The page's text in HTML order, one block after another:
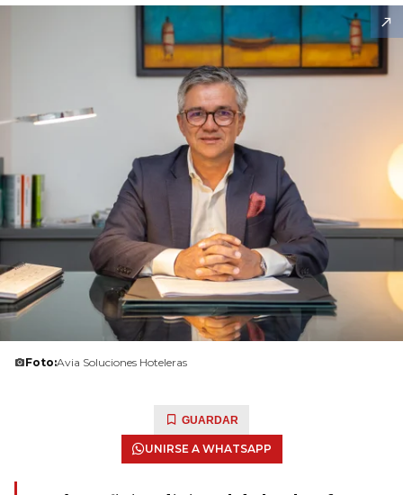
Foto:Avia Soluciones Hoteleras
GUARDAR
UNIRSE A WHATSAPP